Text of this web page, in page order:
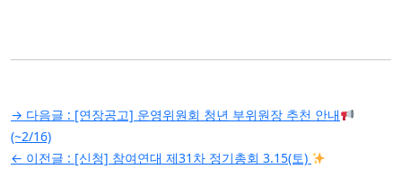
글
탐
색
→ 다음글 : [연장공고] 운영위원회 청년 부위원장 추천 안내
(~2/16)
← 이전글 : [신청] 참여연대 제31차 정기총회 3.15(토)